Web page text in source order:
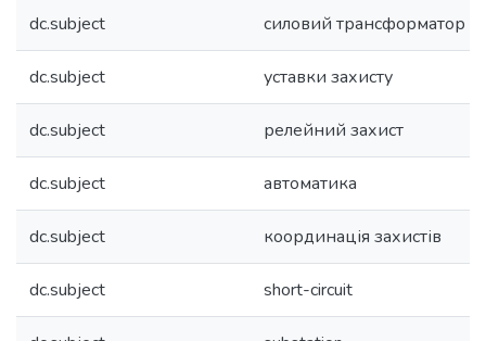
dc.subject силовий трансформатор
dc.subject уставки захисту
dc.subject релейний захист
dc.subject автоматика
dc.subject координація захистів
dc.subject short-circuit